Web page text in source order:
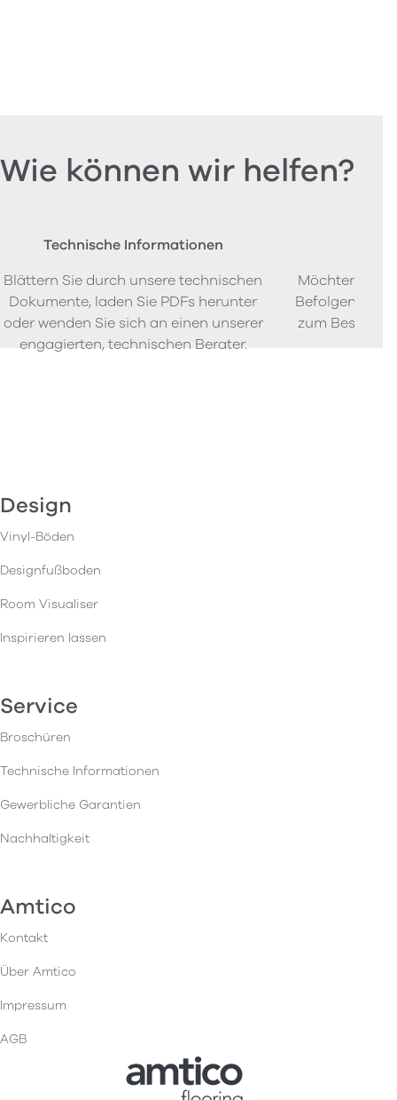
Wie können wir helfen?
Technische Informationen
Blättern Sie durch unsere technischen
Dokumente, laden Sie PDFs herunter
oder wenden Sie sich an einen unserer
engagierten, technischen Berater.
Möchten Sie
Befolgen Sie
zum
Design
Vinyl-Böden
Designfußboden
Room Visualiser
Inspirieren lassen
Service
Broschüren
Technische Informationen
Gewerbliche Garantien
Nachhaltigkeit
Amtico
Kontakt
Über Amtico
Impressum
AGB